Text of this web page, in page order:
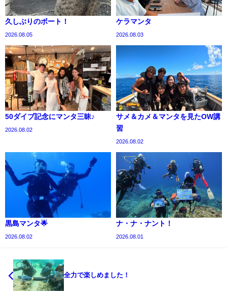
久しぶりのボート！
2026.08.05
ケラマンタ
2026.08.03
50ダイブ記念にマンタ三昧♪
2026.08.02
サメ＆カメ＆マンタを見たOW講
習
2026.08.02
黒島マンタ🌟
2026.08.02
ナ・ナ・ナント！
2026.08.01
全力で楽しめました！